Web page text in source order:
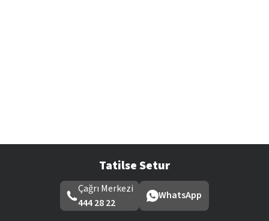
Tatilse Setur
Çağrı Merkezi
444 28 22
WhatsApp